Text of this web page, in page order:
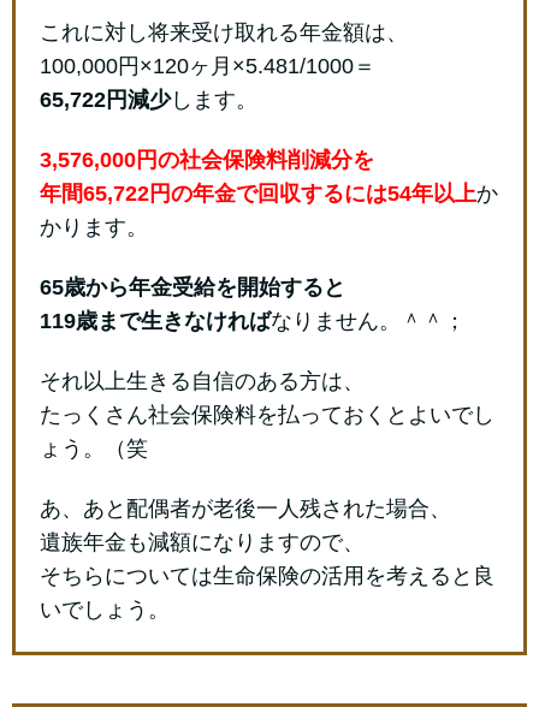
これに対し将来受け取れる年金額は、
100,000円×120ヶ月×5.481/1000＝
65,722円減少します。
3,576,000円の社会保険料削減分を
年間65,722円の年金で回収するには54年以上か
かります。
65歳から年金受給を開始すると
119歳まで生きなければなりません。＾＾；
それ以上生きる自信のある方は、
たっくさん社会保険料を払っておくとよいでし
ょう。（笑
あ、あと配偶者が老後一人残された場合、
遺族年金も減額になりますので、
そちらについては生命保険の活用を考えると良
いでしょう。